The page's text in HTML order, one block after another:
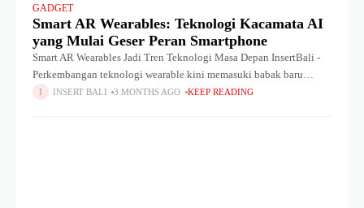
GADGET
Smart AR Wearables: Teknologi Kacamata AI
yang Mulai Geser Peran Smartphone
Smart AR Wearables Jadi Tren Teknologi Masa Depan InsertBali -
Perkembangan teknologi wearable kini memasuki babak baru
melalui kehadiran Smart AR Wearables. Teknologi ini
INSERT BALI 3 MONTHS AGO KEEP READING